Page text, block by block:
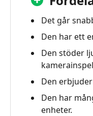
Det går
Den har ett
Den stöder
Den
Den har
enheter.